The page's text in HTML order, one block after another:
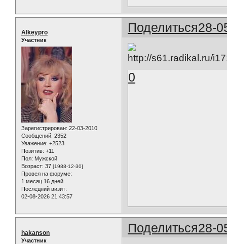
Поделиться28-
Alkeypro
Участник
Зарегистрирован: 22-03-2010
Сообщений: 2352
Уважение: +2523
Позитив: +11
Пол: Мужской
Возраст: 37 [1988-12-30]
Провел на форуме:
1 месяц 16 дней
Последний визит:
02-08-2026 21:43:57
0
Поделиться28-
hakanson
Участник